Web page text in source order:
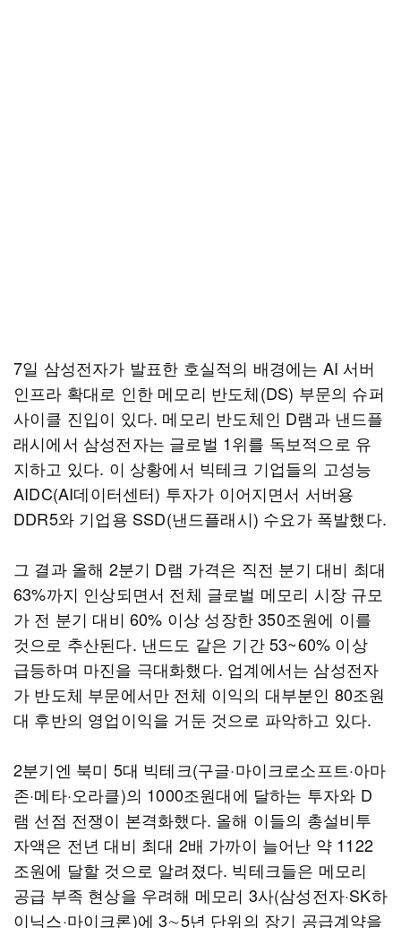
7일 삼성전자가 발표한 호실적의 배경에는 AI 서버
인프라 확대로 인한 메모리 반도체(DS) 부문의 슈퍼
사이클 진입이 있다. 메모리 반도체인 D램과 낸드플
래시에서 삼성전자는 글로벌 1위를 독보적으로 유
지하고 있다. 이 상황에서 빅테크 기업들의 고성능
AIDC(AI데이터센터) 투자가 이어지면서 서버용
DDR5와 기업용 SSD(낸드플래시) 수요가 폭발했다.
그 결과 올해 2분기 D램 가격은 직전 분기 대비 최대
63%까지 인상되면서 전체 글로벌 메모리 시장 규모
가 전 분기 대비 60% 이상 성장한 350조원에 이를
것으로 추산된다. 낸드도 같은 기간 53~60% 이상
급등하며 마진을 극대화했다. 업계에서는 삼성전자
가 반도체 부문에서만 전체 이익의 대부분인 80조원
대 후반의 영업이익을 거둔 것으로 파악하고 있다.
2분기엔 북미 5대 빅테크(구글·마이크로소프트·아마
존·메타·오라클)의 1000조원대에 달하는 투자와 D
램 선점 전쟁이 본격화했다. 올해 이들의 총설비투
자액은 전년 대비 최대 2배 가까이 늘어난 약 1122
조원에 달할 것으로 알려졌다. 빅테크들은 메모리
공급 부족 현상을 우려해 메모리 3사(삼성전자·SK하
이닉스·마이크론)에 3∼5년 단위의 장기 공급계약을